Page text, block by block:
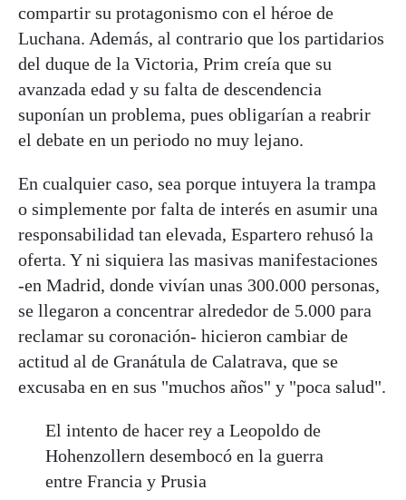
compartir su protagonismo con el héroe de
Luchana. Además, al contrario que los partidarios
del duque de la Victoria, Prim creía que su
avanzada edad y su falta de descendencia
suponían un problema, pues obligarían a reabrir
el debate en un periodo no muy lejano.
En cualquier caso, sea porque intuyera la trampa
o simplemente por falta de interés en asumir una
responsabilidad tan elevada, Espartero rehusó la
oferta. Y ni siquiera las masivas manifestaciones
-en Madrid, donde vivían unas 300.000 personas,
se llegaron a concentrar alrededor de 5.000 para
reclamar su coronación- hicieron cambiar de
actitud al de Granátula de Calatrava, que se
excusaba en en sus "muchos años" y "poca salud".
El intento de hacer rey a Leopoldo de
Hohenzollern desembocó en la guerra
entre Francia y Prusia